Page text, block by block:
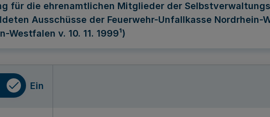
für die ehrenamtlichen Mitglieder der
Ausschüsse der Feuerwehr-Unfallkasse Nordrhein-
v. 10. 11. 1999¹)
Ein